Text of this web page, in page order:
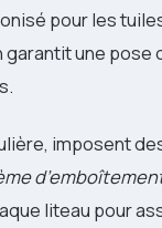
pour les
une pose
imposent
liteau pour